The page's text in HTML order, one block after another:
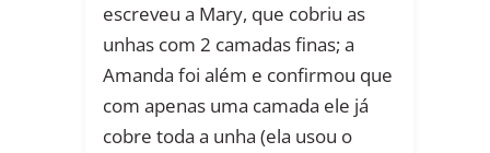
escreveu a Mary, que cobriu as
unhas com 2 camadas finas; a
Amanda foi além e confirmou que
com apenas uma camada ele já
cobre toda a unha (ela usou o